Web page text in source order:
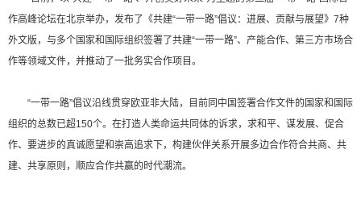
作高峰论坛在北京举办，发布了《共建“一带一路”倡议：进展、贡献与展望》7种
外文版，与多个国家和国际组织签署了共建“一带一路”、产能合作、第三方市场合
作等领域文件，并推动了一批务实合作项目。
“一带一路”倡议沿线贯穿欧亚非大陆，目前同中国签署合作文件的国家和国际
组织的总数已超150个。在打造人类命运共同体的诉求，求和平、谋发展、促合
作、要进步的真诚愿望和崇高追求下，构建伙伴关系开展多边合作符合共商、共
建、共享原则，顺应合作共赢的时代潮流。